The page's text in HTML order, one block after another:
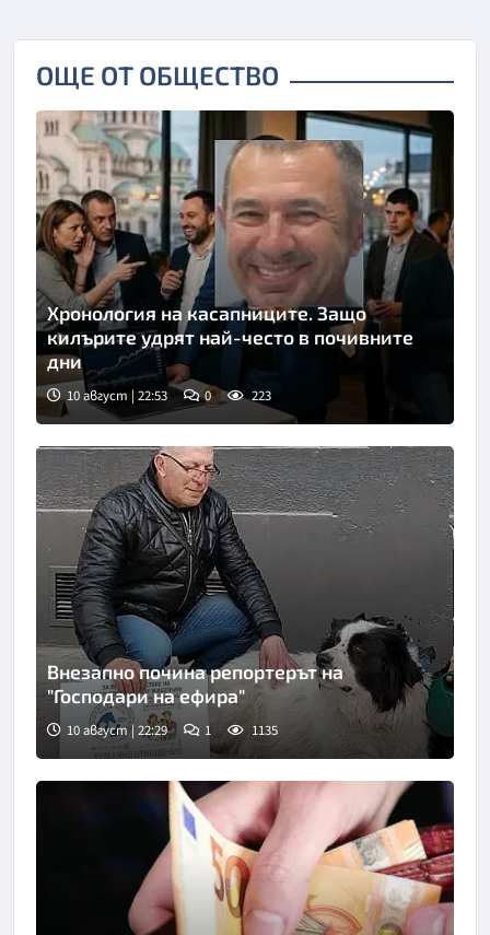
ОЩЕ ОТ ОБЩЕСТВО
Хронология на касапниците. Защо
килърите удрят най-често в почивните
дни
10 август | 22:53 0 223
Внезапно почина репортерът на
"Господари на ефира"
10 август | 22:29 1 1135